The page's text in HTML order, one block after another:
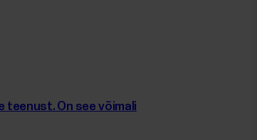
On see võimali